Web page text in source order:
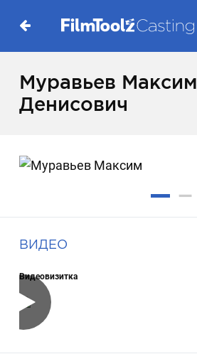
Муравьев Максим
Денисович
ВИДЕО
Видеовизитка